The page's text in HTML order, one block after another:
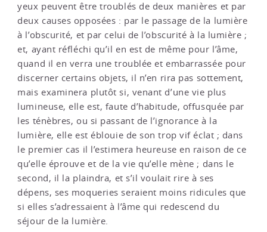
yeux peuvent être troublés de deux manières et par
deux causes opposées : par le passage de la lumière
à l’obscurité, et par celui de l’obscurité à la lumière ;
et, ayant réfléchi qu’il en est de même pour l’âme,
quand il en verra une troublée et embarrassée pour
discerner certains objets, il n’en rira pas sottement,
mais examinera plutôt si, venant d’une vie plus
lumineuse, elle est, faute d’habitude, offusquée par
les ténèbres, ou si passant de l’ignorance à la
lumière, elle est éblouie de son trop vif éclat ; dans
le premier cas il l’estimera heureuse en raison de ce
qu’elle éprouve et de la vie qu’elle mène ; dans le
second, il la plaindra, et s’il voulait rire à ses
dépens, ses moqueries seraient moins ridicules que
si elles s’adressaient à l’âme qui redescend du
séjour de la lumière.